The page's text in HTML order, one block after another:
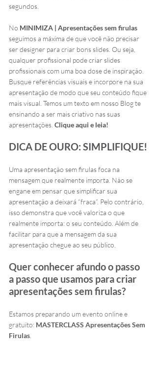
segundos.
No MINIMIZA | Apresentações sem firulas
seguimos a máxima de que você não precisar
ser designer para criar bons slides. Ou seja,
qualquer profissional pode criar slides
profissionais com uma boa dose de inspiração.
Busque referências visuais e incorpore na sua
apresentação de modo que seu conteúdo fique
mais visual. Temos um texto em nosso Blog te
ensinando a ser mais criativo nas suas
apresentações. Clique aqui e leia!
DICA DE OURO: SIMPLIFIQUE!
Uma apresentação sem firulas foca na
mensagem que realmente importa. Não se
engane em pensar que simplificar sua
apresentação a deixará “fraca”. Pelo contrário,
isso demonstra que você valoriza o que
realmente importa: o seu conteúdo. Além de
facilitar para que a mensagem da sua
apresentação chegue ao seu público.
Quer conhecer afundo o passo
a passo que usamos para criar
apresentações sem firulas?
Estamos preparando um evento online e
gratuito: MASTERCLASS Apresentações Sem
Firulas